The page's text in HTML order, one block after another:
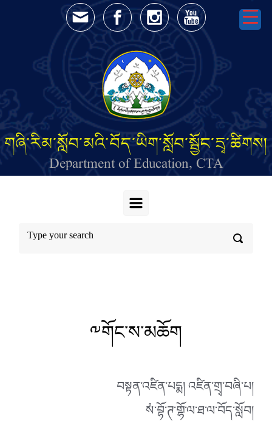
Skip to main content
གཞི་རིམ་སློབ་མའི་བོད་ཡིག་སློབ་སྦྱོང་དྲྭ་ཚིགས།
Department of Education, CTA
༸གོང་ས་མཆོག
བསྟན་འཛིན་པདྨ། འཛིན་གྲྭ་བཞི་པ།
སཾ་བྷོ་ཊ་གྷོ་ལ་ཐ་ལ་བོད་སློབ།